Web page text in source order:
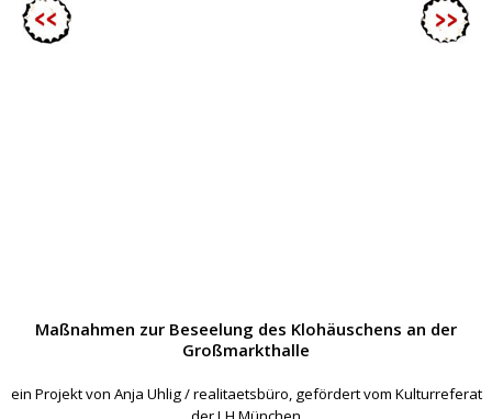
Maßnahmen zur Beseelung des Klohäuschens an der
Großmarkthalle
ein Projekt von Anja Uhlig / realitaetsbüro, gefördert vom Kulturreferat